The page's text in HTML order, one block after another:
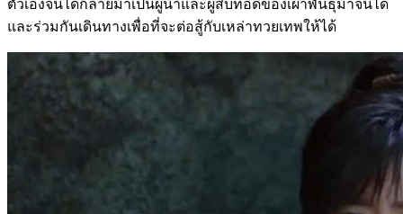
ตัวเองจนได้กลายมาเป็นผู้นำและผู้สืบทอดของเผ่าพันธุ์มาจนได้
และร่วมกันเดินทางเพื่อที่จะต่อสู้กับเหล่าทวยเทพให้ได้